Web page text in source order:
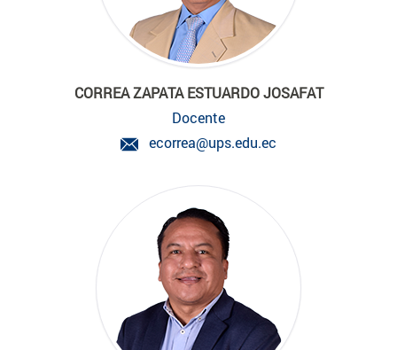
CORREA ZAPATA ESTUARDO JOSAFAT
Docente
ecorrea@ups.edu.ec